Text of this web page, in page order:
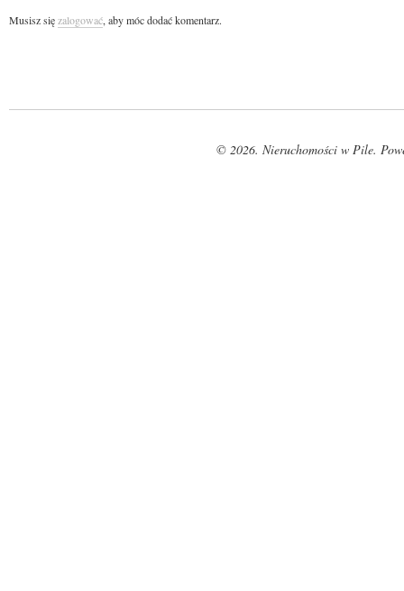
Musisz sięzalogować, aby móc dodać komentarz.
© 2026. Nieruchomości w Pile.